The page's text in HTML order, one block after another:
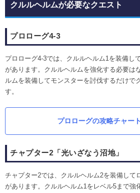
クルルヘルムが必要なクエスト
プロローグ4‐3
プロローグ4‐3では、クルルヘルム1を装備し
があります。クルルヘルムを強化する必要は
ルムを装備してモンスターを討伐するだけで
す。
プロローグの攻略チャー
チャプター2「光いざなう沼地」
チャプター2では、クルルヘルム2を装備して
があります。クルルヘルム1をレベル5まで強